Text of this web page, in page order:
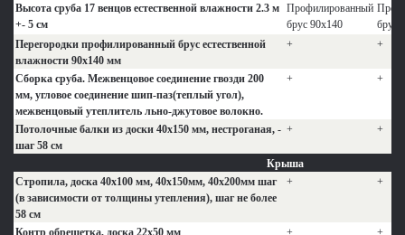
Высота сруба 17 венцов естественной влажности 2.3 м
+- 5 см
Профилированный
брус 90х140
брус
Перегородки профилированный брус естественной
влажности 90х140 мм
+ +
Сборка сруба. Межвенцовое соединение гвозди 200
мм, угловое соединение шип-паз(теплый угол),
межвенцовый утеплитель льно-джутовое волокно.
+ +
Потолочные балки из доски 40х150 мм, нестроганая, -
шаг 58 см
+ +
Крыша
Стропила, доска 40х100 мм, 40х150мм, 40х200мм шаг
(в зависимости от толщины утепления), шаг не более
58 см
+ +
Контр обрешетка, доска 22х50 мм +
+